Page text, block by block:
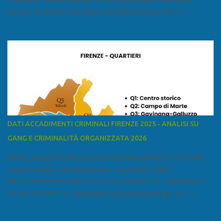
numero di abitanti (preceduta solo dalle province di Firenze e Pisa)
a est con le province di Pistoia e di Firenze, a sud con la provincia di
Lucca Ÿ la Versilia Ÿ la Media Valle del Serchio Ÿ la Garfagnana
Fonte: wikipedia Presenze mafiose e criminali (principali) Le
presenze mafiose in provincia sono assai rilevanti. Si segnala che
nella relazione del 2001 della Commissione parlamentare
Livorno e Lucca agiscono i clan dei Fedele...” Dalla ricerc...
DATI ACCADIMENTI CRIMINALI FIRENZE 2025 - ANALISI SU
GANG E CRIMINALITÀ ORGANIZZATA 2026
PARTE ANALITICA RICICLAGGIO DENARO SPORCO I SETTORI
COLPITI SONO: • RISTORAZIONE • ALBERGHI • B&B •
RIVENDITORI CON NEGOZI SENZA ACQUIRENTI • FARMACIA •
ATTIVITÀ VARIE Le 5 domande che bisogna porsi per capire e